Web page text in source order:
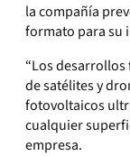
la compañía
formato para su
“Los
de satélites y
fotovoltaicos
cualquier
empresa.